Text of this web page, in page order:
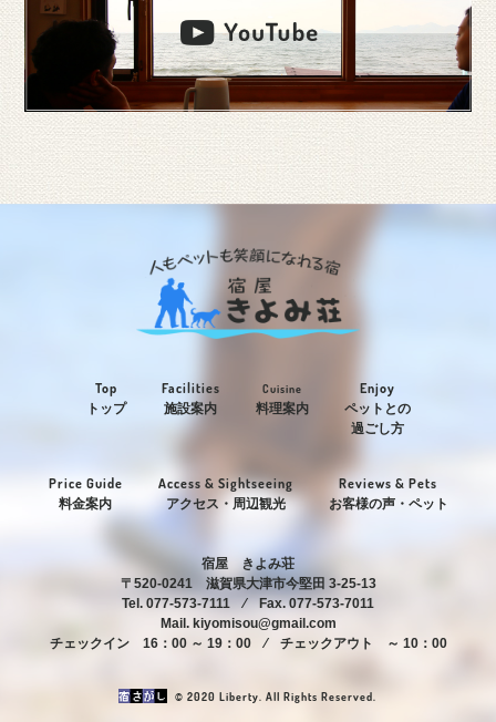
Top
トップ
Facilities
施設案内
Cuisine
料理案内
Enjoy
ペットとの
過ごし方
Price Guide
料金案内
Access & Sightseeing
アクセス・周辺観光
Reviews & Pets
お客様の声・ペット
宿屋 きよみ荘
〒520-0241 滋賀県大津市今堅田 3-25-13
Tel. 077-573-7111 ⁄ Fax. 077-573-7011
Mail. kiyomisou@gmail.com
チェックイン 16：00 ～ 19：00 ⁄ チェックアウト ～ 10：00
© 2020 Liberty. All Rights Reserved.